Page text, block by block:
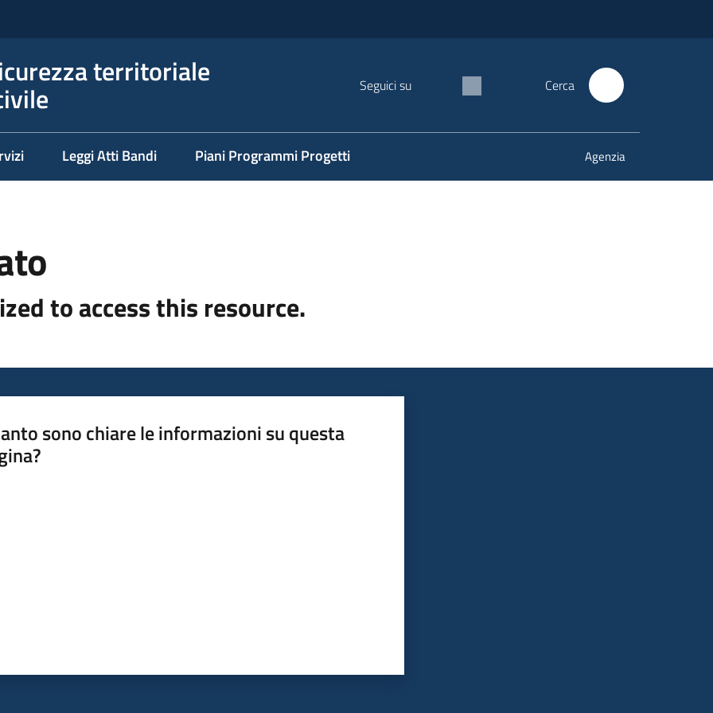
territoriale Seguici su Cerca
Leggi Atti Bandi Piani Programmi Progetti Agenzia
to access this resource.
sono chiare le informazioni su questa